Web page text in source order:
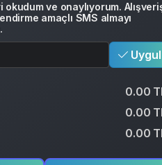
okudum ve onaylıyorum.
amaçlı SMS almayı
0.00
0.00
0.00